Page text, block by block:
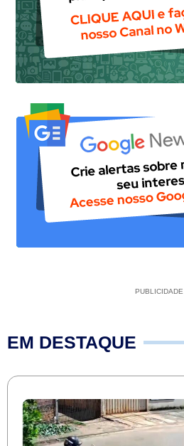
PUBLICIDADE
EM DESTAQUE